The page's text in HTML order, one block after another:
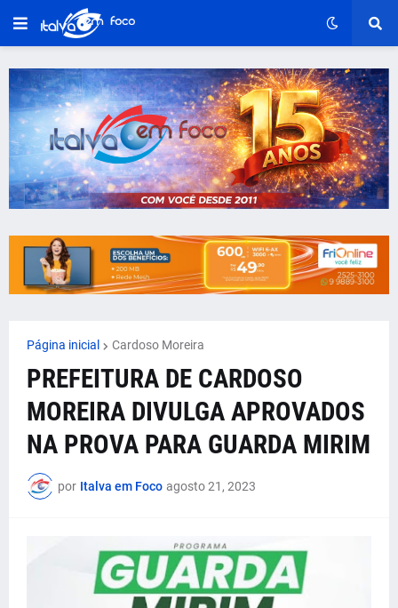
Página inicial Cardoso Moreira
PREFEITURA DE CARDOSO
MOREIRA DIVULGA APROVADOS
NA PROVA PARA GUARDA MIRIM
por Italva em Foco agosto 21, 2023